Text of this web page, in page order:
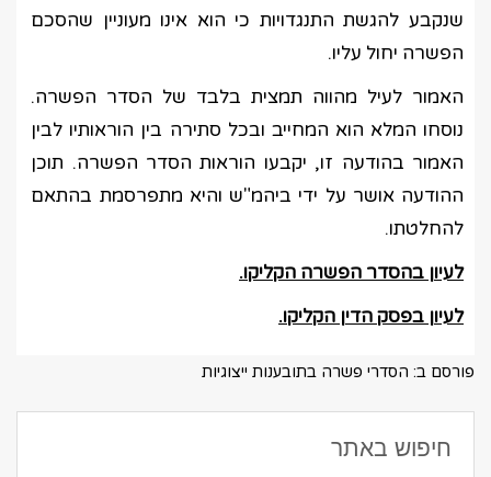
שנקבע להגשת התנגדויות כי הוא אינו מעוניין שהסכם
הפשרה יחול עליו.
האמור לעיל מהווה תמצית בלבד של הסדר הפשרה.
נוסחו המלא הוא המחייב ובכל סתירה בין הוראותיו לבין
האמור בהודעה זו, יקבעו הוראות הסדר הפשרה. תוכן
ההודעה אושר על ידי ביהמ"ש והיא מתפרסמת בהתאם
להחלטתו.
לעיון בהסדר הפשרה הקליקו.
לעיון בפסק הדין הקליקו.
פורסם ב: הסדרי פשרה בתובענות ייצוגיות
חיפוש באתר